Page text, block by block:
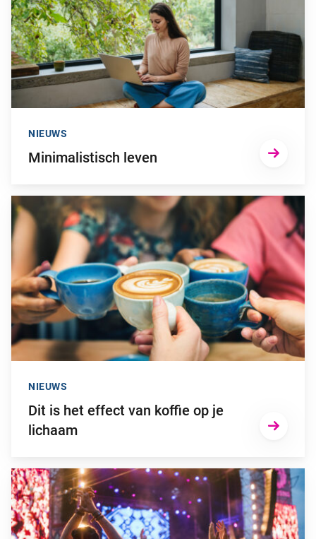
Minimalistisch leven
NIEUWS
Ga naar “Dit is het effect van koffie op je lichaam”
Dit is het effect van koffie op je
lichaam
NIEUWS
Ga naar “Zo voorkom je gehoorschade door (te) hard geluid”